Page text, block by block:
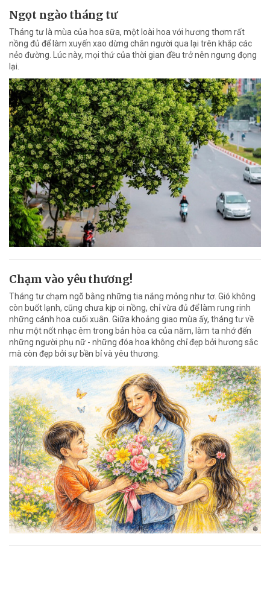
Ngọt ngào tháng tư
Tháng tư là mùa của hoa sữa, một loài hoa với hương thơm rất
nồng đủ để làm xuyến xao dừng chân người qua lại trên khắp các
nẻo đường. Lúc này, mọi thứ của thời gian đều trở nên ngưng đọng
lại.
Chạm vào yêu thương!
Tháng tư chạm ngõ bằng những tia nắng mỏng như tơ. Gió không
còn buốt lạnh, cũng chưa kịp oi nồng, chỉ vừa đủ để làm rung rinh
những cánh hoa cuối xuân. Giữa khoảng giao mùa ấy, tháng tư về
như một nốt nhạc êm trong bản hòa ca của năm, làm ta nhớ đến
những người phụ nữ - những đóa hoa không chỉ đẹp bởi hương sắc
mà còn đẹp bởi sự bền bỉ và yêu thương.